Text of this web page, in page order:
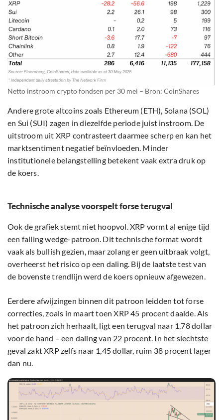
Netto instroom crypto fondsen per 30 mei – Bron: CoinShares
Andere grote altcoins zoals Ethereum (ETH), Solana (SOL)
en Sui (SUI) zagen in diezelfde periode juist instroom. De
uitstroom uit XRP contrasteert daarmee scherp en kan het
marktsentiment negatief beïnvloeden. Minder
institutionele belangstelling betekent vaak extra druk op
de koers.
Technische analyse voorspelt forse terugval
Ook de grafiek stemt niet hoopvol. XRP vormt al enige tijd
een falling wedge-patroon. Dit technische format wordt
vaak als bullish gezien, maar zolang er geen uitbraak volgt,
overheerst het risico op een daling. Bij de laatste test van
de bovenste trendlijn werd de koers opnieuw afgewezen.
Eerdere afwijzingen binnen dit patroon leidden tot forse
correcties, zoals in maart toen XRP 45 procent daalde. Als
het patroon zich herhaalt, ligt een terugval naar 1,78 dollar
voor de hand – een daling van 22 procent. In het slechtste
geval zakt XRP zelfs naar 1,45 dollar, ruim 38 procent lager
dan nu.